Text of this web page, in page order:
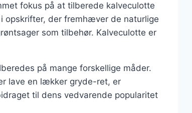
fokus på at tilberede kalveculotte
opskrifter, der fremhæver de naturlige
som tilbehør. Kalveculotte er
på mange forskellige måder.
lave en lækker gryde-ret, er
til dens vedvarende popularitet